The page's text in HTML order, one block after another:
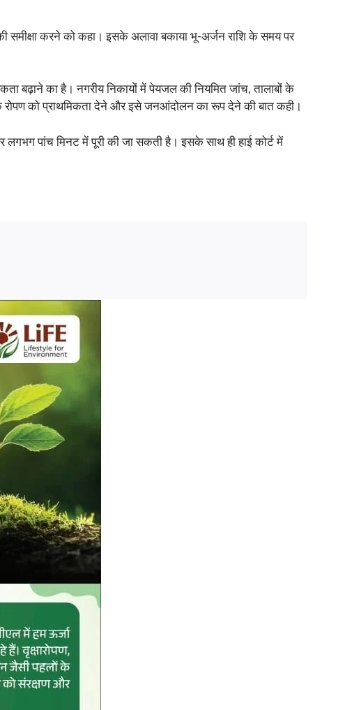
समीक्षा करने को कहा। इसके अलावा बकाया भू-अर्जन राशि के समय पर
बढ़ाने का है। नगरीय निकायों में पेयजल की नियमित जांच, तालाबों के
रोपण को प्राथमिकता देने और इसे जनआंदोलन का रूप देने की बात कही।
पांच मिनट में पूरी की जा सकती है। इसके साथ ही हाई कोर्ट में